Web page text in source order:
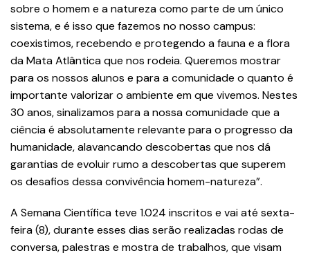
sobre o homem e a natureza como parte de um único
sistema, e é isso que fazemos no nosso campus:
coexistimos, recebendo e protegendo a fauna e a flora
da Mata Atlântica que nos rodeia. Queremos mostrar
para os nossos alunos e para a comunidade o quanto é
importante valorizar o ambiente em que vivemos. Nestes
30 anos, sinalizamos para a nossa comunidade que a
ciência é absolutamente relevante para o progresso da
humanidade, alavancando descobertas que nos dá
garantias de evoluir rumo a descobertas que superem
os desafios dessa convivência homem-natureza”.
A Semana Científica teve 1.024 inscritos e vai até sexta-
feira (8), durante esses dias serão realizadas rodas de
conversa, palestras e mostra de trabalhos, que visam